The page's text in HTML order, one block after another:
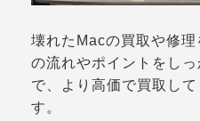
壊れたMacの買取や修
の流れやポイントをし
で、より高価で買取し
す。